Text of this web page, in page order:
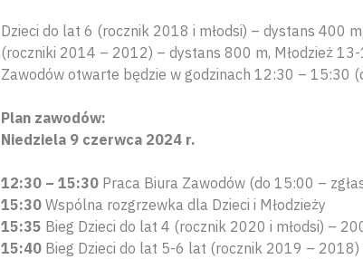
Dzieci do lat 6 (rocznik 2018 i młodsi) – dystans 400
(roczniki 2014 – 2012) – dystans 800 m, Młodzież
Zawodów otwarte będzie w godzinach 12:30 – 15:30
Plan zawodów:
Niedziela 9 czerwca 2024 r.
12:30 – 15:30 Praca Biura Zawodów (do 15:00 –
15:30 Wspólna rozgrzewka dla Dzieci i Młodzieży
15:35 Bieg Dzieci do lat 4 (rocznik 2020 i młodsi) –
15:40 Bieg Dzieci do lat 5-6 lat (rocznik 2019 –